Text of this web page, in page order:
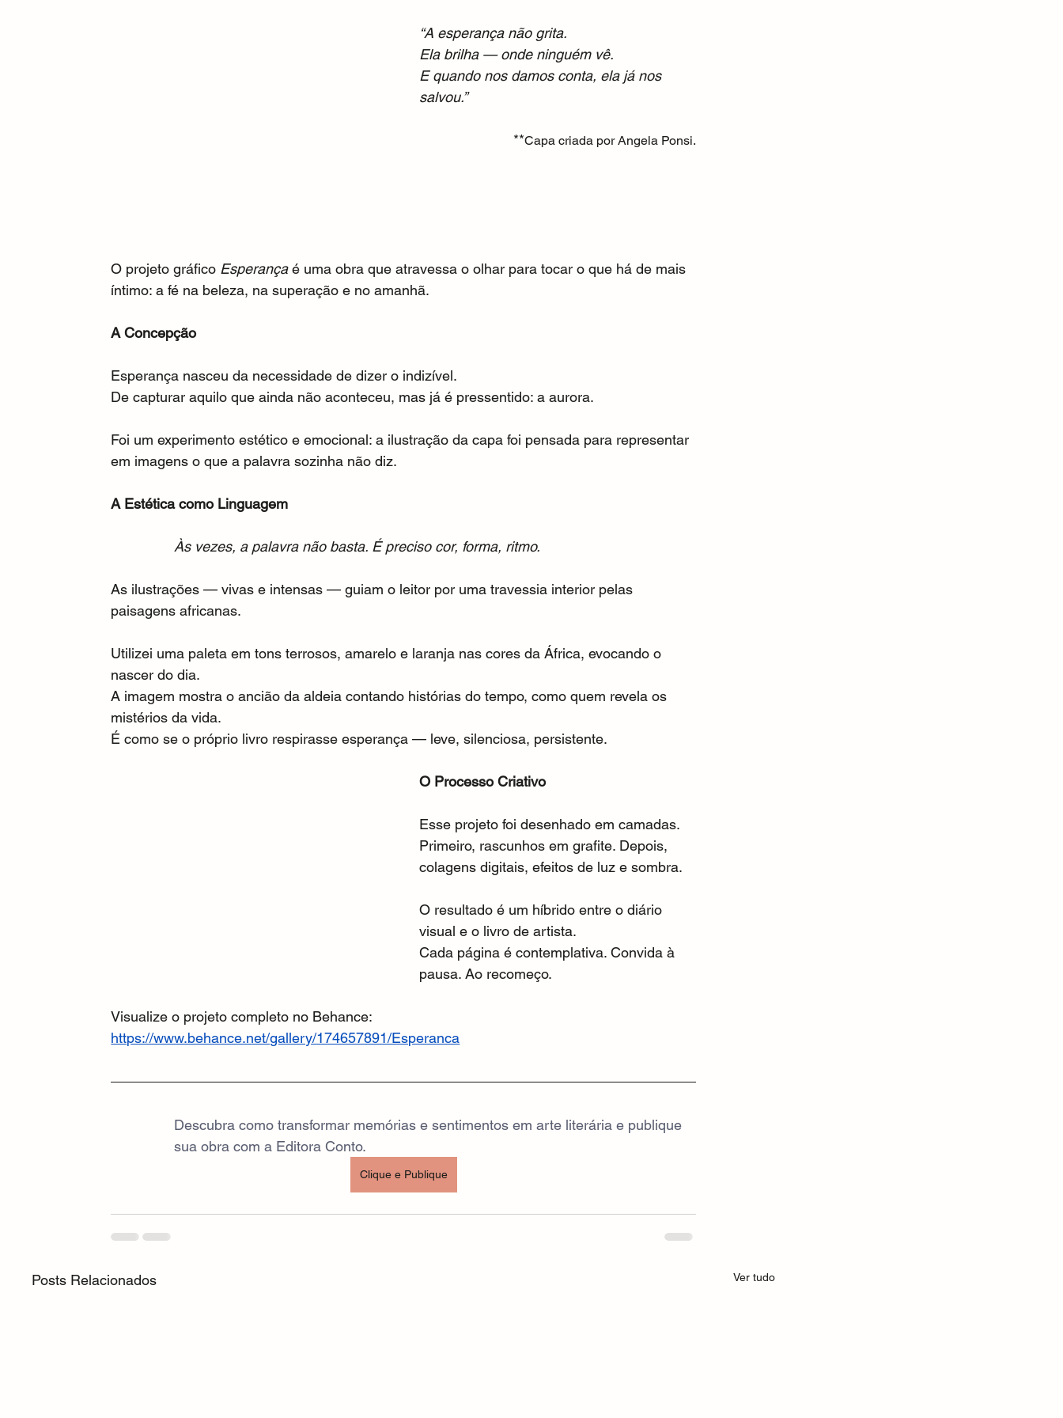
“A esperança não grita.
Ela brilha — onde ninguém vê.
E quando nos damos conta, ela já nos
salvou.”
**Capa criada por Angela Ponsi.
O projeto gráfico Esperança é uma obra que atravessa o olhar para tocar o que há de mais
íntimo: a fé na beleza, na superação e no amanhã.
A Concepção
Esperança nasceu da necessidade de dizer o indizível.
De capturar aquilo que ainda não aconteceu, mas já é pressentido: a aurora.
Foi um experimento estético e emocional: a ilustração da capa foi pensada para representar
em imagens o que a palavra sozinha não diz.
A Estética como Linguagem
Às vezes, a palavra não basta. É preciso cor, forma, ritmo.
As ilustrações — vivas e intensas — guiam o leitor por uma travessia interior pelas
paisagens africanas.
Utilizei uma paleta em tons terrosos, amarelo e laranja nas cores da África, evocando o
nascer do dia.
A imagem mostra o ancião da aldeia contando histórias do tempo, como quem revela os
mistérios da vida.
É como se o próprio livro respirasse esperança — leve, silenciosa, persistente.
O Processo Criativo
Esse projeto foi desenhado em camadas.
Primeiro, rascunhos em grafite. Depois,
colagens digitais, efeitos de luz e sombra.
O resultado é um híbrido entre o diário
visual e o livro de artista.
Cada página é contemplativa. Convida à
pausa. Ao recomeço.
Visualize o projeto completo no Behance:
https://www.behance.net/gallery/174657891/Esperanca
Descubra como transformar memórias e sentimentos em arte literária e publique
sua obra com a Editora Conto.
Clique e Publique
Posts Relacionados Ver tudo